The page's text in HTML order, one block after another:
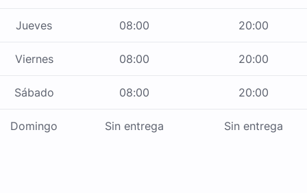
Jueves 08:00 20:00
Viernes 08:00 20:00
Sábado 08:00 20:00
Domingo Sin entrega Sin entrega